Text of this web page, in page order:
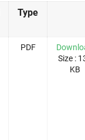
Type
PDF
Size :
KB